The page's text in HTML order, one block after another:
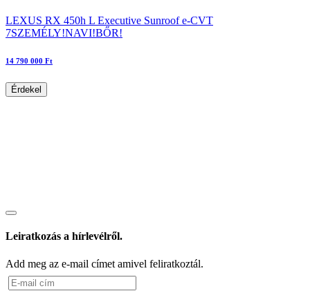
LEXUS RX 450h L Executive Sunroof e-CVT
7SZEMÉLY!NAVI!BŐR!
14 790 000 Ft
Érdekel
Leiratkozás a hírlevélről.
Add meg az e-mail címet amivel feliratkoztál.